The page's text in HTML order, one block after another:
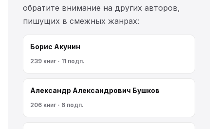
обратите внимание на других авторов,
пишущих в смежных жанрах:
Борис Акунин
239 книг · 11 подп.
Александр Александрович Бушков
206 книг · 6 подп.